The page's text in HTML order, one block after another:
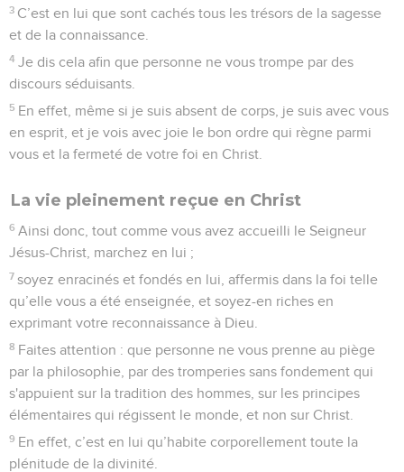
3 C’est en lui que sont cachés tous les trésors de la sagesse
et de la connaissance.
4 Je dis cela afin que personne ne vous trompe par des
discours séduisants.
5 En effet, même si je suis absent de corps, je suis avec vous
en esprit, et je vois avec joie le bon ordre qui règne parmi
vous et la fermeté de votre foi en Christ.
La vie pleinement reçue en Christ
6 Ainsi donc, tout comme vous avez accueilli le Seigneur
Jésus-Christ, marchez en lui ;
7 soyez enracinés et fondés en lui, affermis dans la foi telle
qu’elle vous a été enseignée, et soyez-en riches en
exprimant votre reconnaissance à Dieu.
8 Faites attention : que personne ne vous prenne au piège
par la philosophie, par des tromperies sans fondement qui
s'appuient sur la tradition des hommes, sur les principes
élémentaires qui régissent le monde, et non sur Christ.
9 En effet, c’est en lui qu’habite corporellement toute la
plénitude de la divinité.